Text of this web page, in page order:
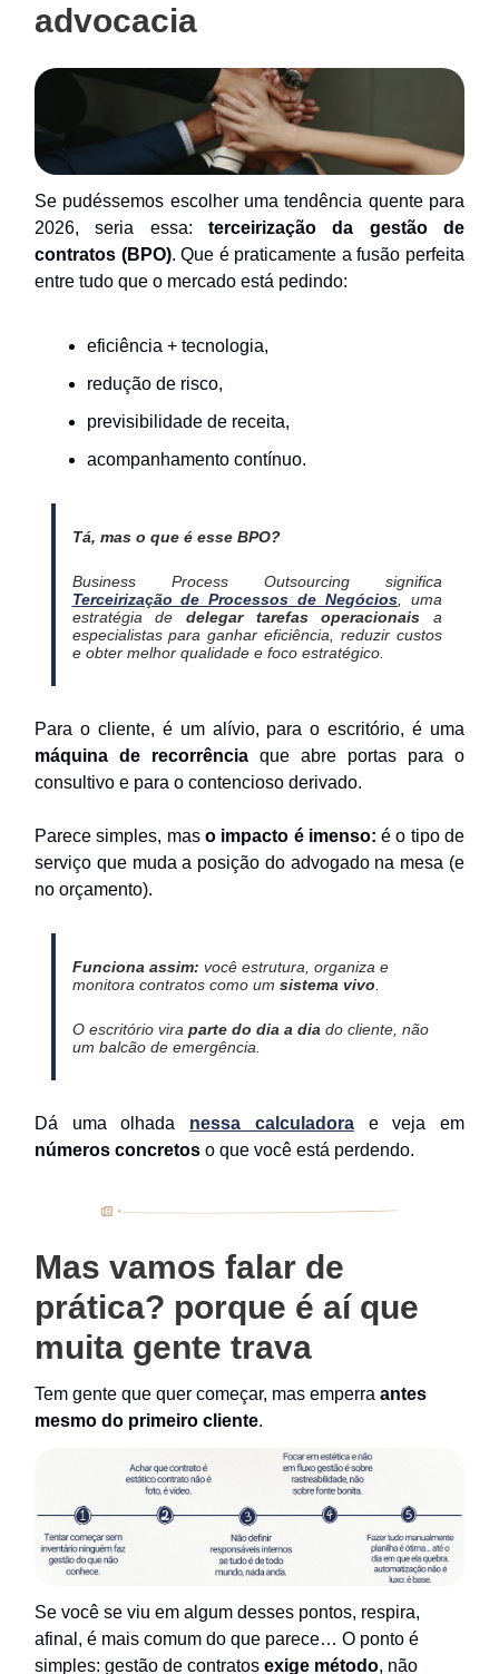
advocacia
Se pudéssemos escolher uma tendência quente para
2026, seria essa: terceirização da gestão de
contratos (BPO). Que é praticamente a fusão perfeita
entre tudo que o mercado está pedindo:
eficiência + tecnologia,
redução de risco,
previsibilidade de receita,
acompanhamento contínuo.
Tá, mas o que é esse BPO?
Business Process Outsourcing significa
Terceirização de Processos de Negócios, uma
estratégia de delegar tarefas operacionais a
especialistas para ganhar eficiência, reduzir custos
e obter melhor qualidade e foco estratégico.
Para o cliente, é um alívio, para o escritório, é uma
máquina de recorrência que abre portas para o
consultivo e para o contencioso derivado.
Parece simples, mas o impacto é imenso: é o tipo de
serviço que muda a posição do advogado na mesa (e
no orçamento).
Funciona assim: você estrutura, organiza e
monitora contratos como um sistema vivo.
O escritório vira parte do dia a dia do cliente, não
um balcão de emergência.
Dá uma olhada nessa calculadorae veja em
números concretos o que você está perdendo.
Mas vamos falar de
prática? porque é aí que
muita gente trava
Tem gente que quer começar, mas emperra antes
mesmo do primeiro cliente.
Se você se viu em algum desses pontos, respira,
afinal, é mais comum do que parece… O ponto é
simples: gestão de contratos exige método, não